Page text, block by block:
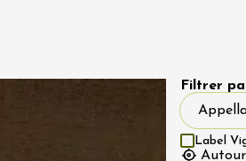
Filtrer
Appellations
Label